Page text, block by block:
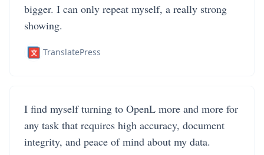
bigger. I can only repeat myself, a really strong
showing.
TranslatePress
I find myself turning to OpenL more and more for
any task that requires high accuracy, document
integrity, and peace of mind about my data.